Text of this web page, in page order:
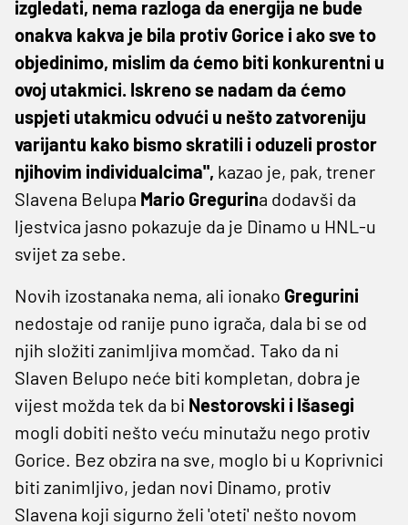
izgledati, nema razloga da energija ne bude
onakva kakva je bila protiv Gorice i ako sve to
objedinimo, mislim da ćemo biti konkurentni u
ovoj utakmici. Iskreno se nadam da ćemo
uspjeti utakmicu odvući u nešto zatvoreniju
varijantu kako bismo skratili i oduzeli prostor
njihovim individualcima", kazao je, pak, trener
Slavena Belupa Mario Gregurina dodavši da
ljestvica jasno pokazuje da je Dinamo u HNL-u
svijet za sebe.
Novih izostanaka nema, ali ionako Gregurini
nedostaje od ranije puno igrača, dala bi se od
njih složiti zanimljiva momčad. Tako da ni
Slaven Belupo neće biti kompletan, dobra je
vijest možda tek da bi Nestorovski i Išasegi
mogli dobiti nešto veću minutažu nego protiv
Gorice. Bez obzira na sve, moglo bi u Koprivnici
biti zanimljivo, jedan novi Dinamo, protiv
Slavena koji sigurno želi 'oteti' nešto novom